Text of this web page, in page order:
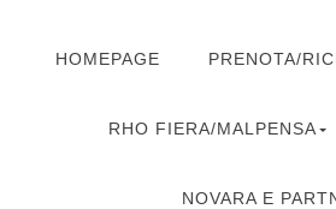
HOMEPAGE PRENOTA/
RHO FIERA/MALPENSA
NOVARA E